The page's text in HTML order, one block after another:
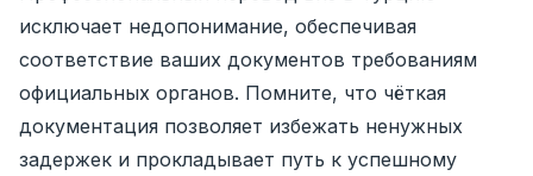
исключает недопонимание, обеспечивая
соответствие ваших документов требованиям
официальных органов. Помните, что чёткая
документация позволяет избежать ненужных
задержек и прокладывает путь к успешному